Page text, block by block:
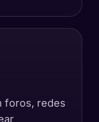
foros, redes